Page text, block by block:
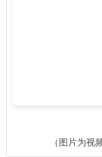
（图片为视